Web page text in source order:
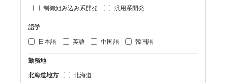
制御組み込み系開発
汎用系開発
語学
日本語
英語 中国語 韓国語
勤務地
北海道地方
北海道